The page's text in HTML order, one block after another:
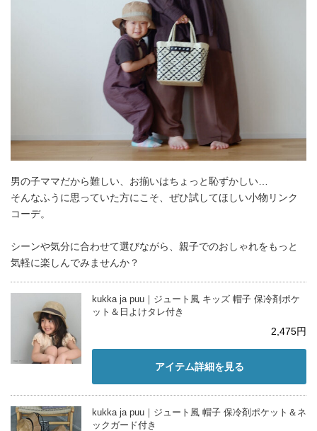
男の子ママだから難しい、お揃いはちょっと恥ずかしい…
そんなふうに思っていた方にこそ、ぜひ試してほしい小物リンク
コーデ。
シーンや気分に合わせて選びながら、親子でのおしゃれをもっと
気軽に楽しんでみませんか？
kukka ja puu｜ジュート風 キッズ 帽子 保冷剤ポケ
ット＆日よけタレ付き
2,475円
アイテム詳細を見る
kukka ja puu｜ジュート風 帽子 保冷剤ポケット＆ネ
ックガード付き